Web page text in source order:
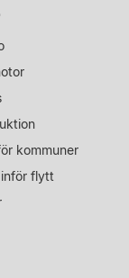
kommuner
flytt